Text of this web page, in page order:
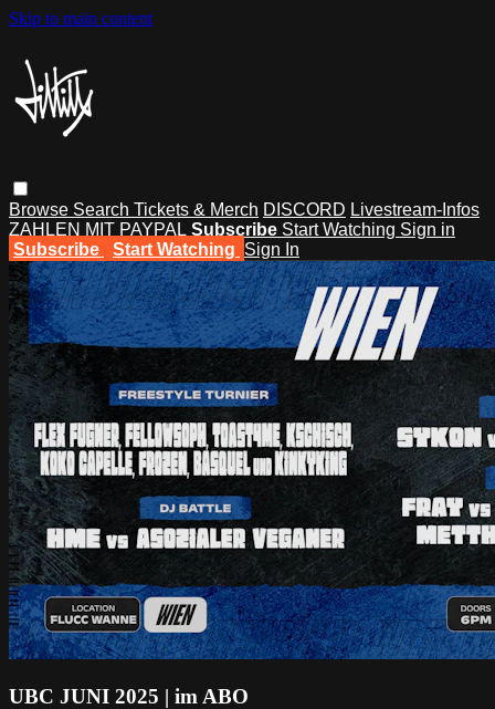
Skip to main content
Browse Search Tickets & Merch DISCORD Livestream-Infos
ZAHLEN MIT PAYPAL Subscribe Start Watching Sign in
Subscribe
Start Watching Sign In
UBC JUNI 2025 | im ABO